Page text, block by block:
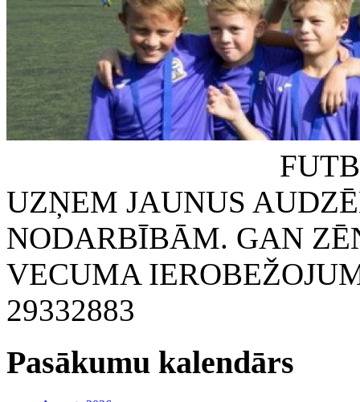
FUTBOLA
UZŅEM JAUNUS
NODARBĪBĀM. GAN
VECUMA
29332883
Pasākumu kalendārs